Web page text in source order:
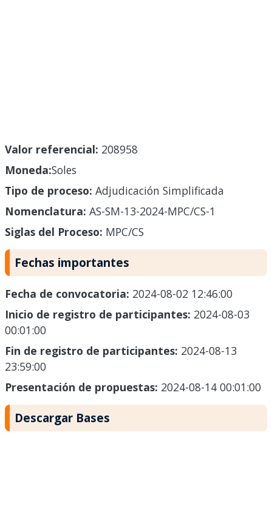
Valor referencial: 208958
Moneda:Soles
Tipo de proceso: Adjudicación Simplificada
Nomenclatura: AS-SM-13-2024-MPC/CS-1
Siglas del Proceso: MPC/CS
Fechas importantes
Fecha de convocatoria: 2024-08-02 12:46:00
Inicio de registro de participantes: 2024-08-03
00:01:00
Fin de registro de participantes: 2024-08-13
23:59:00
Presentación de propuestas: 2024-08-14 00:01:00
Descargar Bases